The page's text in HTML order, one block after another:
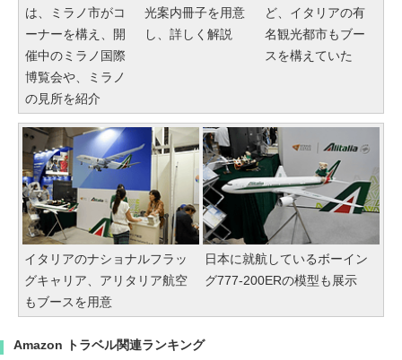
は、ミラノ市がコ
ーナーを構え、開
催中のミラノ国際
博覧会や、ミラノ
の見所を紹介
光案内冊子を用意
し、詳しく解説
ど、イタリアの有
名観光都市もブー
スを構えていた
イタリアのナショナルフラッ
グキャリア、アリタリア航空
もブースを用意
日本に就航しているボーイン
グ777-200ERの模型も展示
Amazon トラベル関連ランキング